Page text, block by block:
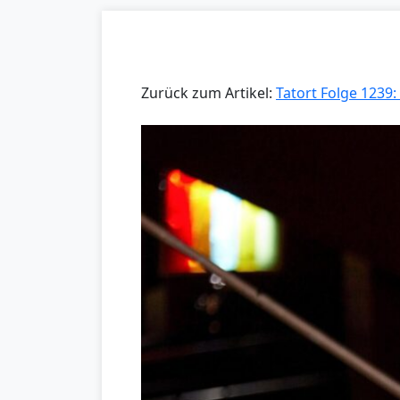
Zurück zum Artikel: Tatort Folge 1239: